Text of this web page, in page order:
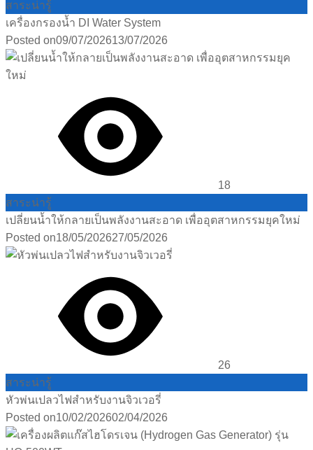
สาระน่ารู้
เครื่องกรองน้ำ DI Water System
Posted on09/07/202613/07/2026
18
สาระน่ารู้
เปลี่ยนน้ำให้กลายเป็นพลังงานสะอาด เพื่ออุตสาหกรรมยุคใหม่
Posted on18/05/202627/05/2026
26
สาระน่ารู้
หัวพ่นเปลวไฟสำหรับงานจิวเวอรี่
Posted on10/02/202602/04/2026